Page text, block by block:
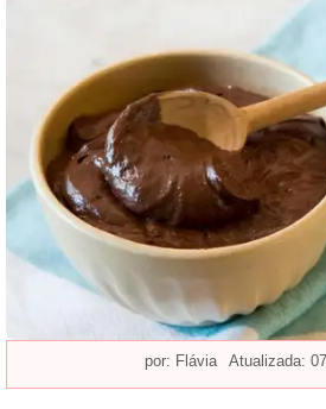
por: Flávia Atualizada: